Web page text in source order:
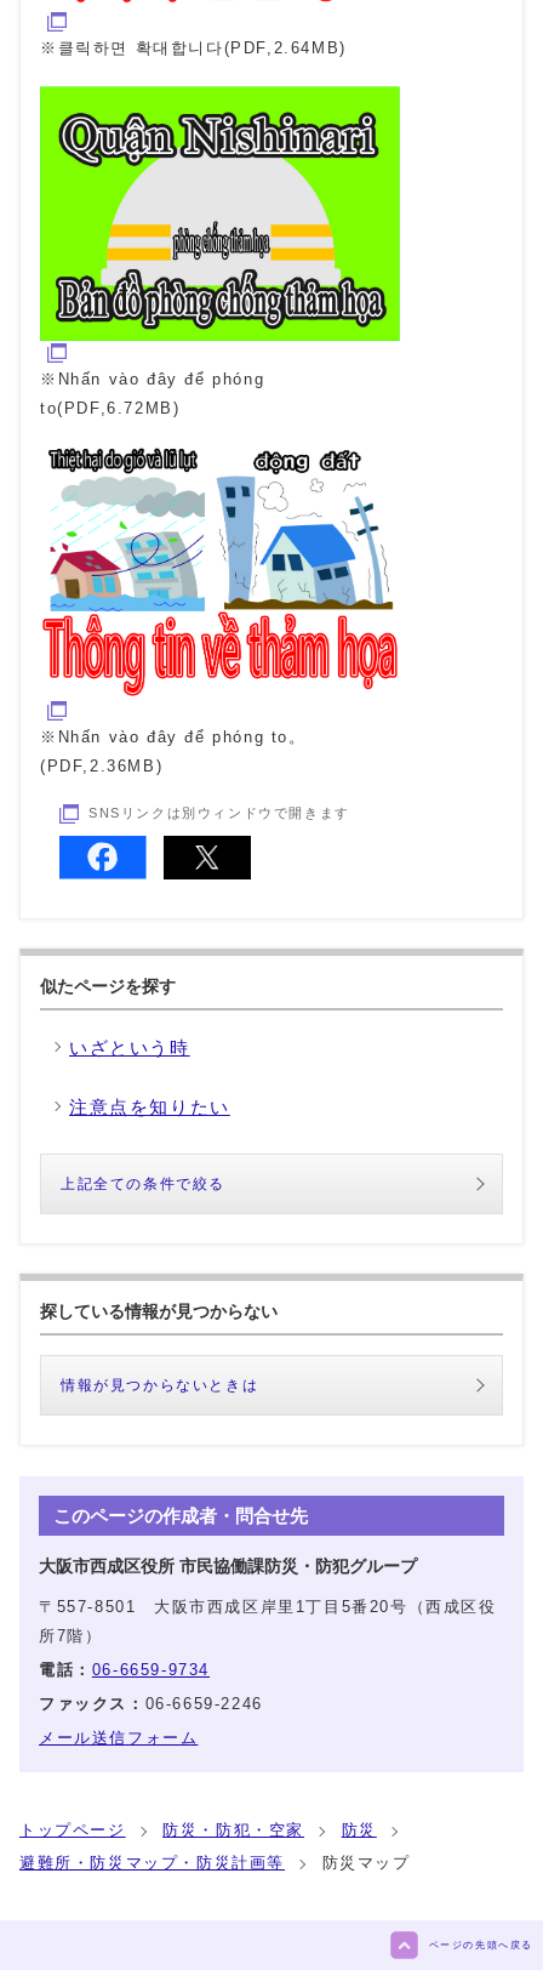
※클릭하면 확대합니다(PDF,2.64MB)
※Nhấn vào đây để phóng
to(PDF,6.72MB)
※Nhấn vào đây để phóng to。
(PDF,2.36MB)
SNSリンクは別ウィンドウで開きます
似たページを探す
いざという時
注意点を知りたい
上記全ての条件で絞る
探している情報が見つからない
情報が見つからないときは
このページの作成者・問合せ先
大阪市西成区役所 市民協働課防災・防犯グループ
〒557-8501 大阪市西成区岸里1丁目5番20号（西成区役
所7階）
電話： 06-6659-9734
ファックス： 06-6659-2246
メール送信フォーム
トップページ 防災・防犯・空家
防災
避難所・防災マップ・防災計画等
防災マップ
ページの先頭へ戻る